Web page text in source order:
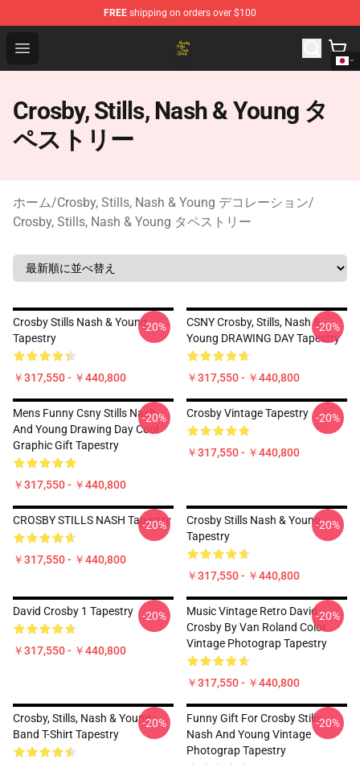
FREE shipping on orders over $100
Open menu
Crosby, Stills, Nash & Young Store - Official Crosby,
Crosby, Stills, Nash & Young タ
ペストリー
ホーム/Crosby, Stills, Nash & Young デコレーション/
Crosby, Stills, Nash & Young タペストリー
Crosby Stills Nash & Young
Tapestry
￥317,550 - ￥440,800
-20%
CSNY Crosby, Stills, Nash &
Young DRAWING DAY Tapestry
￥317,550 - ￥440,800
-20%
Mens Funny Csny Stills Nash
And Young Drawing Day Cool
Graphic Gift Tapestry
￥317,550 - ￥440,800
-20% Crosby Vintage Tapestry
￥317,550 - ￥440,800
-20%
CROSBY STILLS NASH Tapestry
￥317,550 - ￥440,800
-20%
Crosby Stills Nash & Young
Tapestry
￥317,550 - ￥440,800
-20%
David Crosby 1 Tapestry
￥317,550 - ￥440,800
-20%
Music Vintage Retro David
Crosby By Van Roland Color
Vintage Photograp Tapestry
￥317,550 - ￥440,800
-20%
Crosby, Stills, Nash & Young -
Band T-Shirt Tapestry
-20%
Funny Gift For Crosby Stills
Nash And Young Vintage
Photograp Tapestry
-20%